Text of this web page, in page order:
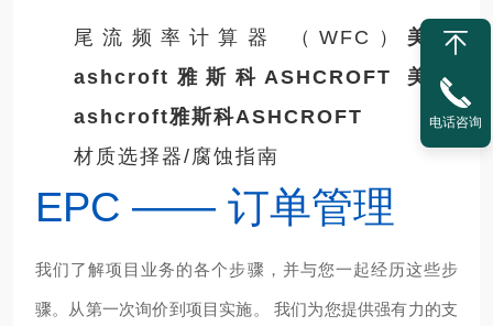
尾流频率计算器 （WFC） 美国
ashcroft雅斯科ASHCROFT
美国
ashcroft雅斯科ASHCROFT
材质选择器/腐蚀指南
EPC —— 订单管理
我们了解项目业务的各个步骤，并与您一起经历这些步
骤。从第一次询价到项目实施。 我们为您提供强有力的支
电话咨询